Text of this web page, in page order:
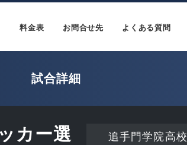
料金表 お問合せ先 よくある質問
試合詳細
カー選
追手門学院高校